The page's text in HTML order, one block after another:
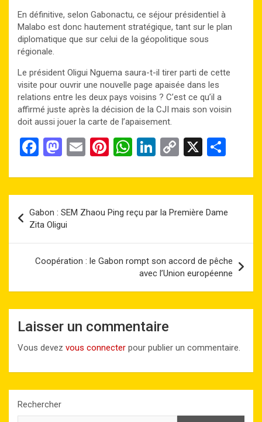
En définitive, selon Gabonactu, ce séjour présidentiel à
Malabo est donc hautement stratégique, tant sur le plan
diplomatique que sur celui de la géopolitique sous
régionale.
Le président Oligui Nguema saura-t-il tirer parti de cette
visite pour ouvrir une nouvelle page apaisée dans les
relations entre les deux pays voisins ? C’est ce qu’il a
affirmé juste après la décision de la CJI mais son voisin
doit aussi jouer la carte de l’apaisement.
F
ce
b
o
o
k
M
st
o
d
o
n
E
ail
Pi
er
es
t
W
at
A
p
p
Li
ke
dI
n
C
py
Li
n
k
X
ta
er
de
l’article
Gabon : SEM Zhaou Ping reçu par la Première Dame
Zita Oligui
Coopération : le Gabon rompt son accord de pêche
avec l’Union européenne
Laisser un commentaire
Vous devez vous connecter pour publier un commentaire.
Rechercher